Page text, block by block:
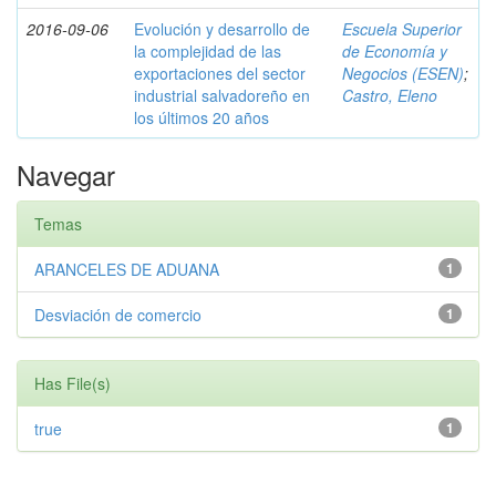
2016-09-06
Evolución y desarrollo de
la complejidad de las
exportaciones del sector
industrial salvadoreño en
los últimos 20 años
Escuela Superior
de Economía y
Negocios (ESEN);
Castro, Eleno
Navegar
Temas
1
ARANCELES DE ADUANA
1
Desviación de comercio
Has File(s)
1
true